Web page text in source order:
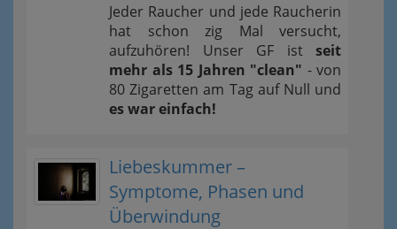
Jeder Raucher und jede Raucherin
hat schon zig Mal versucht,
aufzuhören! Unser GF ist seit
mehr als 15 Jahren "clean" - von
80 Zigaretten am Tag auf Null und
es war einfach!
Liebeskummer –
Symptome, Phasen und
Überwindung